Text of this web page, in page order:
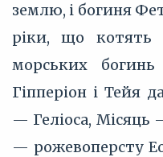
землю, і богиня
ріки, що котять
морських
Гіпперіон і Тейя
— Геліоса, Місяць
— рожевоперсту